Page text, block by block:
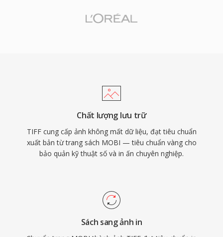
Chất lượng lưu trữ
TIFF cung cấp ảnh không mất dữ liệu, đạt tiêu chuẩn
xuất bản từ trang sách MOBI — tiêu chuẩn vàng cho
bảo quản kỹ thuật số và in ấn chuyên nghiệp.
Sách sang ảnh in